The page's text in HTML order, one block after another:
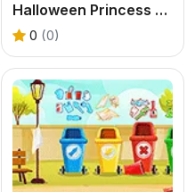
Halloween Princess Holiday Castle
0 (0)